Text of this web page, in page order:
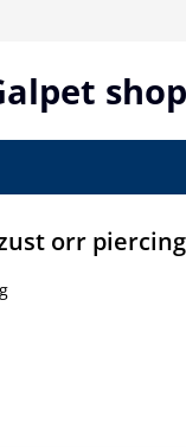
shop
orr piercing